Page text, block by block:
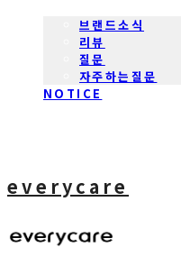
브랜드소식
리뷰
질문
자주하는질문
NOTICE
everycare